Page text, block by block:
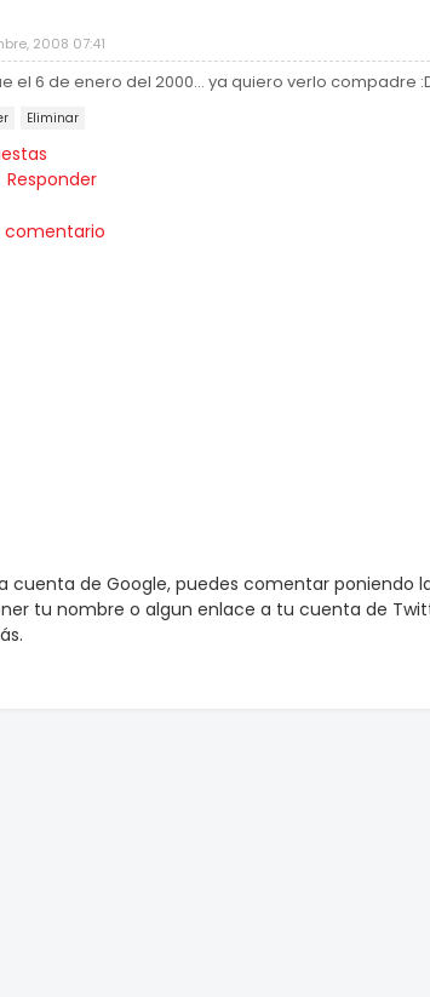
2008 07:41
el 6 de enero del 2000... ya quiero verlo compadre
Eliminar
Responder
comentario
cuenta de Google, puedes comentar poniendo
tu nombre o algun enlace a tu cuenta de